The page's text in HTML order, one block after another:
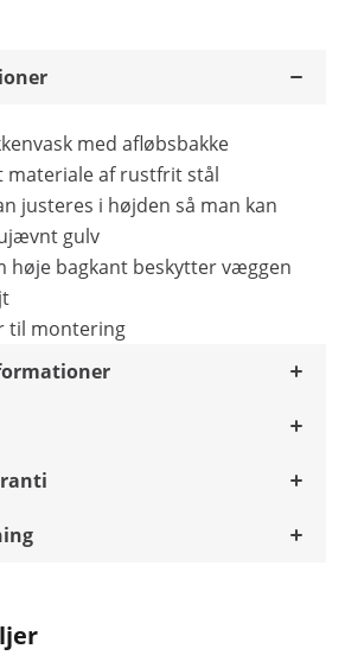
med afløbsbakke
materiale af rustfrit stål
justeres i højden så man kan
gulv
høje bagkant beskytter væggen
til montering